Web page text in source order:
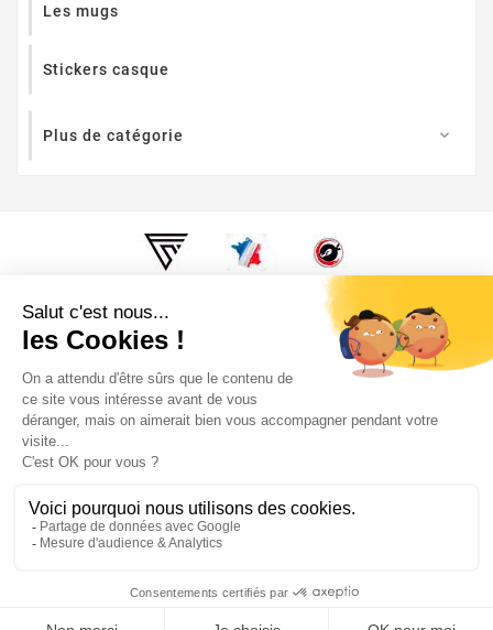
Les mugs
Stickers casque
Plus de catégorie 
Super Fabrique, c'est fabriqué en France, Au fin fond de la
Bourgogne. Par des motards, pour des motards.
Informations
Nos Meilleures Ventes
Votre Compte